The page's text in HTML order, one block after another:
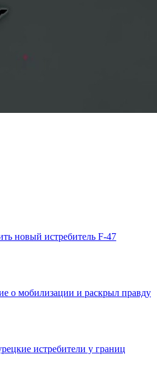
новый истребитель F-47
о мобилизации и раскрыл правду
истребители у границ